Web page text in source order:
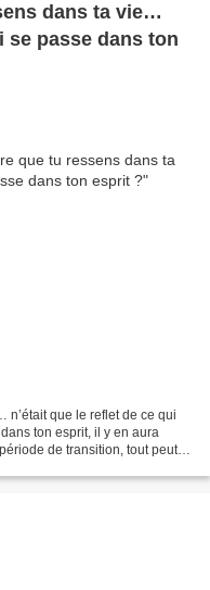
dans ta vie…
se passe dans ton
n’était que le reflet de ce qui
ton esprit, il y en aura
de transition, tout peut